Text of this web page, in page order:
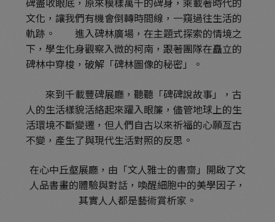
文化，讓我們有機會倒轉時間線，一窺過往生活的
軌跡。 進入碑林廣場，在主題式探索的情境之
下，學生化身觀察入微的柯南，跟著團隊在矗立的
碑林中穿梭，破解「碑林圖像的秘密」。
來到千載豐碑展廳，聽聽「碑碑說故事」，古
人的生活樣貌活絡起來躍入眼簾，儘管地球上的生
活環境不斷變遷，但人們自古以來祈福的心願亙古
不變，產生了與現代生活對照的反思。
在心中丘壑展廳，由「文人雅士的書齋」開啟了文
人品書畫的體驗與對話，喚醒細胞中的美學因子，
其實人人都是藝術賞析家。